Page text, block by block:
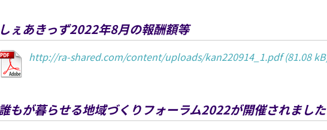
ぇあきっず2022年8月の報酬額等
http://ra-shared.com/content/uploads/kan220914_1.pdf
もが暮らせる地域づくりフォーラム2022が開催されました